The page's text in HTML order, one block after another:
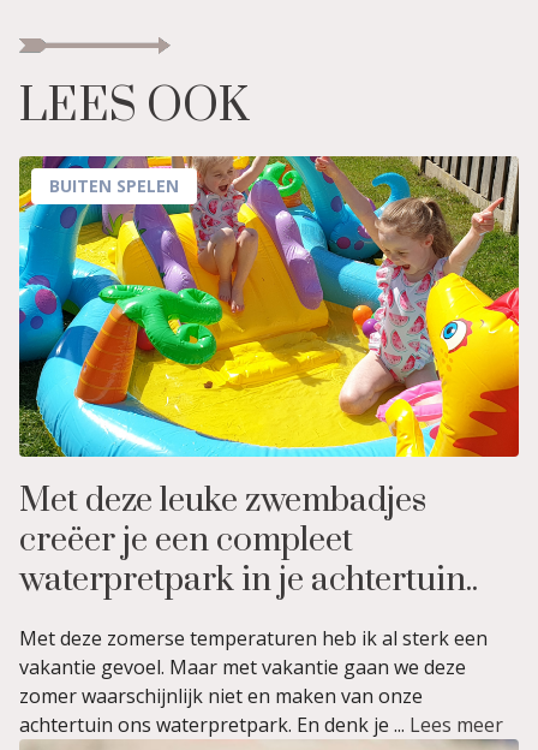
LEES OOK
BUITEN SPELEN
Met deze leuke zwembadjes
creëer je een compleet
waterpretpark in je achtertuin..
Met deze zomerse temperaturen heb ik al sterk een
vakantie gevoel. Maar met vakantie gaan we deze
zomer waarschijnlijk niet en maken van onze
achtertuin ons waterpretpark. En denk je ... Lees meer